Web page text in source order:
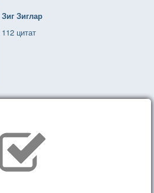
Зиг Зиглар
112 цитат